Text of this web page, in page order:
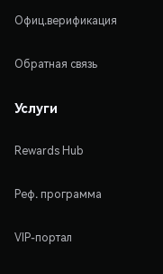
Офиц.верификация
Обратная связь
Услуги
Rewards Hub
Реф. программа
VIP-портал